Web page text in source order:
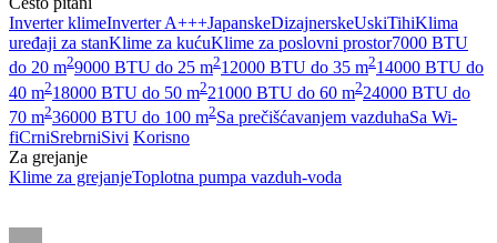
Inverter klimeInverter A+++JapanskeDizajnerskeUskiTihiKlima
uređaji za stanKlime za kućuKlime za poslovni prostor7000 BTU
do 20 m29000 BTU do 25 m212000 BTU do 35 m214000 BTU do
40 m218000 BTU do 50 m221000 BTU do 60 m224000 BTU do
70 m236000 BTU do 100 m2Sa prečišćavanjem vazduhaSa Wi-
fiCrniSrebrniSivi Korisno
Za grejanje
Klime za grejanjeToplotna pumpa vazduh-voda